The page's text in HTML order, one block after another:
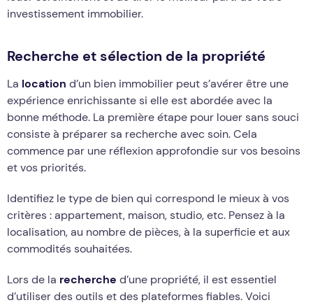
investissement immobilier.
Recherche et sélection de la propriété
La location d’un bien immobilier peut s’avérer être une
expérience enrichissante si elle est abordée avec la
bonne méthode. La première étape pour louer sans souci
consiste à préparer sa recherche avec soin. Cela
commence par une réflexion approfondie sur vos besoins
et vos priorités.
Identifiez le type de bien qui correspond le mieux à vos
critères : appartement, maison, studio, etc. Pensez à la
localisation, au nombre de pièces, à la superficie et aux
commodités souhaitées.
Lors de la recherche d’une propriété, il est essentiel
d’utiliser des outils et des plateformes fiables. Voici